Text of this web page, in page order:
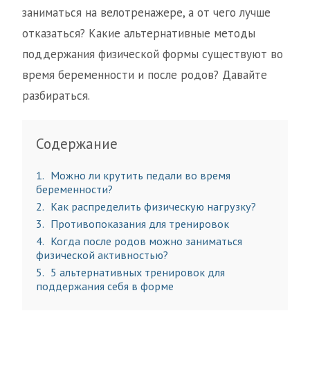
заниматься на велотренажере, а от чего лучше
отказаться? Какие альтернативные методы
поддержания физической формы существуют во
время беременности и после родов? Давайте
разбираться.
Содержание
1
Можно ли крутить педали во время
беременности?
2
Как распределить физическую нагрузку?
3
Противопоказания для тренировок
4
Когда после родов можно заниматься
физической активностью?
5
5 альтернативных тренировок для
поддержания себя в форме